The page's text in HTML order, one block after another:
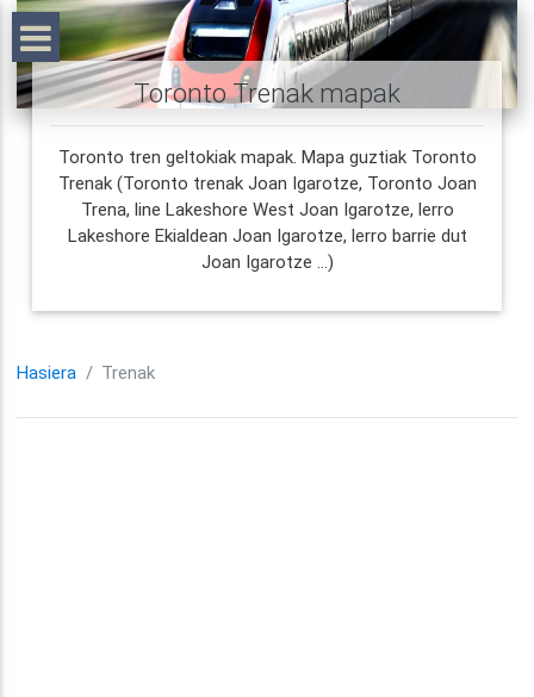
Toronto Trenak mapak
Toronto tren geltokiak mapak. Mapa guztiak Toronto
Trenak (Toronto trenak Joan Igarotze, Toronto Joan
Trena, line Lakeshore West Joan Igarotze, lerro
Lakeshore Ekialdean Joan Igarotze, lerro barrie dut
Joan Igarotze ...)
Hasiera Trenak